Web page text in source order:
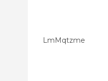
LmMqtzme